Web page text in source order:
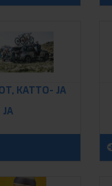
KATTO- JA